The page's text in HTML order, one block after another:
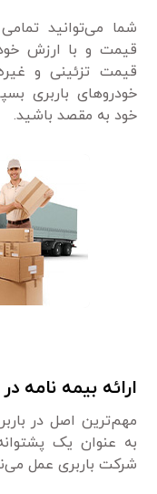
شما می‌توانید
‌قیمت و با ارزش خود
‌قیمت تزئینی و
خودروهای باربری
خود به مقصد باشید.
ارائه بیمه نامه
مهم‌ترین اصل در
به عنوان یک
شرکت باربری عمل